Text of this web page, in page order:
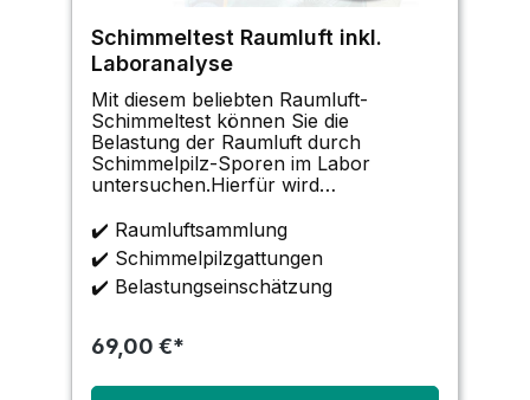
Schimmeltest Raumluft inkl.
Laboranalyse
Mit diesem beliebten Raumluft-
Schimmeltest können Sie die
Belastung der Raumluft durch
Schimmelpilz-Sporen im Labor
untersuchen.Hierfür wird
Sporen bestimmt, die im Laufe einer
vorgegebenen Zeitspanne auf einem
im Raum ausgelegten Nährboden
sedimentieren. Die Sammlung
✔️ Raumluftsammlung
✔️ Schimmelpilzgattungen
✔️ Belastungseinschätzung
69,00 €*